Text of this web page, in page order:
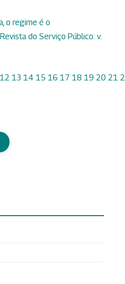
o regime é o
Revista do Serviço Público: v.
12 13 14 15 16 17 18 19 20 21